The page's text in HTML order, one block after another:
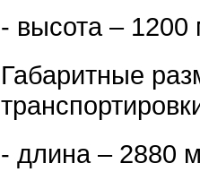
- высота –
Габаритные
- длина – 2880